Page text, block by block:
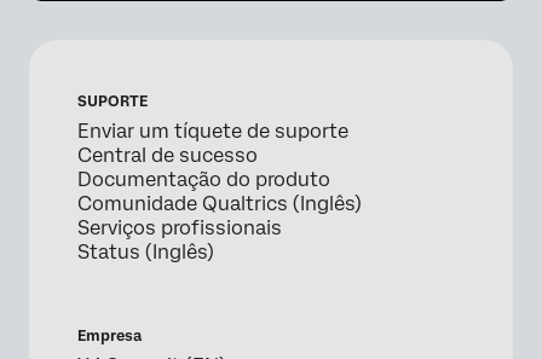
SUPORTE
Enviar um tíquete de suporte
Central de sucesso
Documentação do produto
Comunidade Qualtrics (Inglês)
Serviços profissionais
Status (Inglês)
Empresa